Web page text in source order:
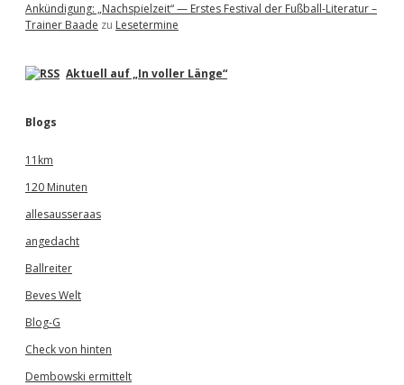
Ankündigung: „Nachspielzeit“ — Erstes Festival der Fußball-Literatur –
Trainer Baade zu Lesetermine
Aktuell auf „In voller Länge“
Blogs
11km
120 Minuten
allesausseraas
angedacht
Ballreiter
Beves Welt
Blog-G
Check von hinten
Dembowski ermittelt